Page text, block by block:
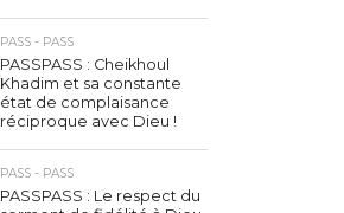
PASS - PASS
PASSPASS : Cheikhoul
Khadim et sa constante
état de complaisance
réciproque avec Dieu !
PASS - PASS
PASSPASS : Le respect du